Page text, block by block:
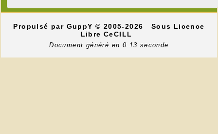
Propulsé par GuppY© 2005-2026
Sous Licence
Libre CeCILL
Document généré en 0.13 seconde